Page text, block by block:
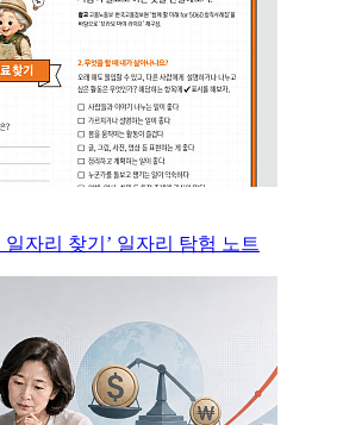
일자리 찾기’ 일자리 탐험 노트